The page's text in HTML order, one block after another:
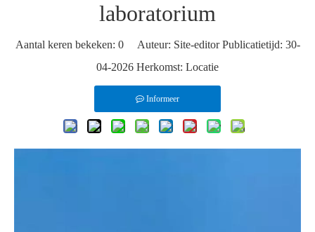
laboratorium
Aantal keren bekeken: 0Auteur: Site-editor Publicatietijd: 30-
04-2026 Herkomst: Locatie
Informeer